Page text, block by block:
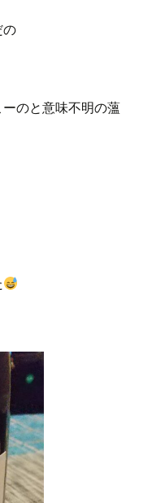
の
のと意味不明の薀